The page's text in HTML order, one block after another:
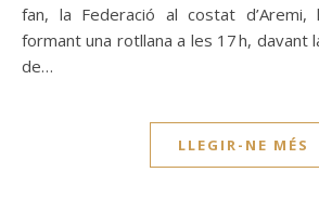
fan, la Federació al costat d’Aremi,
formant una rotllana a les 17 h, davant
de…
LLEGIR-NE MÉS